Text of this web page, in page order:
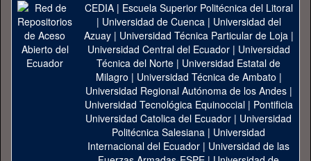
CEDIA| Escuela Superior Politécnica del Litoral
| Universidad de Cuenca| Universidad del
Azuay| Universidad Técnica Particular de Loja|
Universidad Central del Ecuador| Universidad
Técnica del Norte | Universidad Estatal de
Milagro | Universidad Técnica de Ambato |
Universidad Regional Autónoma de los Andes|
Universidad Tecnológica Equinoccial| Pontificia
Universidad Catolica del Ecuador | Universidad
Politécnica Salesiana | Universidad
Internacional del Ecuador | Universidad de las